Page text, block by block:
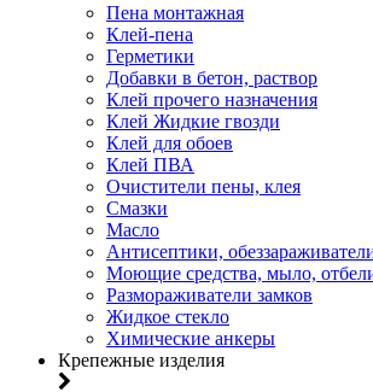
Пена монтажная
Клей-пена
Герметики
Добавки в бетон, раствор
Клей прочего назначения
Клей Жидкие гвозди
Клей для обоев
Клей ПВА
Очистители пены, клея
Смазки
Масло
Антисептики,
Моющие средства, мыло,
Размораживатели замков
Жидкое стекло
Химические анкеры
Крепежные изделия